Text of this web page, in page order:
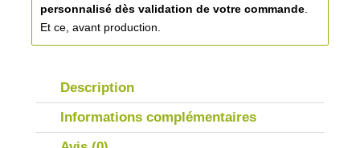
personnalisé dès validation de votre commande.
Et ce, avant production.
Description
Informations complémentaires